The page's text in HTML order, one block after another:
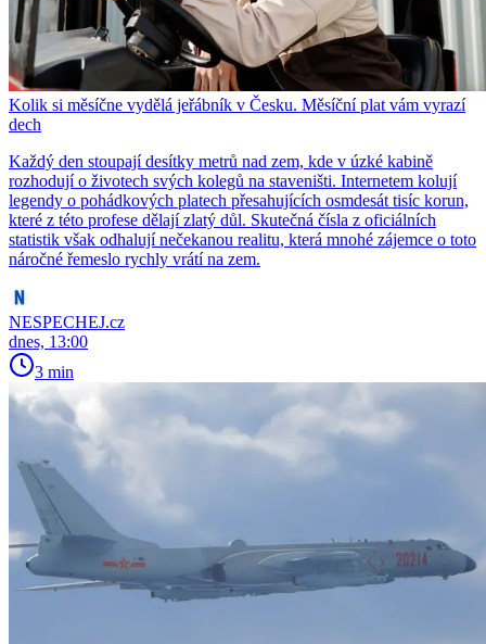
Kolik si měsíčne vydělá jeřábník v Česku. Měsíční plat vám vyrazí
dech
Každý den stoupají desítky metrů nad zem, kde v úzké kabině
rozhodují o životech svých kolegů na staveništi. Internetem kolují
legendy o pohádkových platech přesahujících osmdesát tisíc korun,
které z této profese dělají zlatý důl. Skutečná čísla z oficiálních
statistik však odhalují nečekanou realitu, která mnohé zájemce o toto
náročné řemeslo rychly vrátí na zem.
NESPECHEJ.cz
dnes, 13:00
3 min